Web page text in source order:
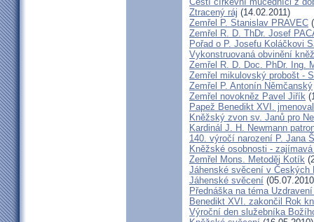
Ztracený ráj (14.02.2011)
Zemřel P. Stanislav PRAVEC
Zemřel R. D. ThDr. Josef
Pořad o P. Josefu Koláčkovi
Vykonstruovaná obvinění
Zemřel R. D. Doc. PhDr. Ing.
Zemřel mikulovský probošt -
Zemřel P. Antonín Němčanský
Zemřel novokněz Pavel Jiřík
Papež Benedikt XVI.
Kněžský zvon sv. Janů pro
Kardinál J. H. Newmann
140. výročí narození P. Jana
Kněžské osobnosti -
Zemřel Mons. Metoděj Kotík
Jáhenské svěcení v Českých
Jáhenské svěcení
Přednáška na téma
Benedikt XVI. zakončil Rok
Výroční den služebníka